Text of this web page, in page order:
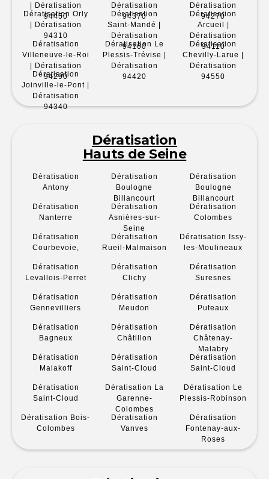
| Dératisation
94450
Dératisation
94370
Dératisation
94270
Dératisation Orly
| Dératisation
94310
Dératisation
Saint-Mandé |
Dératisation
94160
Dératisation
Arcueil |
Dératisation
94110
Dératisation
Villeneuve-le-Roi
| Dératisation
94290
Dératisation Le
Plessis-Trévise |
Dératisation
94420
Dératisation
Chevilly-Larue |
Dératisation
94550
Dératisation
Joinville-le-Pont |
Dératisation
94340
Dératisation
Hauts de Seine
Dératisation
Antony
Dératisation
Boulogne
Billancourt
Dératisation
Boulogne
Billancourt
Dératisation
Nanterre
Dératisation
Asnières-sur-
Seine
Dératisation
Colombes
Dératisation
Courbevoie,
Dératisation
Rueil-Malmaison
Dératisation Issy-
les-Moulineaux
Dératisation
Levallois-Perret
Dératisation
Clichy
Dératisation
Suresnes
Dératisation
Gennevilliers
Dératisation
Meudon
Dératisation
Puteaux
Dératisation
Bagneux
Dératisation
Châtillon
Dératisation
Châtenay-
Malabry
Dératisation
Malakoff
Dératisation
Saint-Cloud
Dératisation
Saint-Cloud
Dératisation
Saint-Cloud
Dératisation La
Garenne-
Colombes
Dératisation Le
Plessis-Robinson
Dératisation Bois-
Colombes
Dératisation
Vanves
Dératisation
Fontenay-aux-
Roses